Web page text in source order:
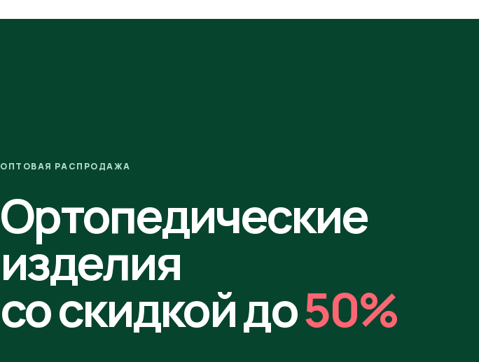
ОПТОВАЯ РАСПРОДАЖА
Ортопедические
изделия
со скидкой до50%